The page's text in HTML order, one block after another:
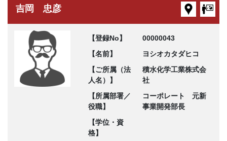
吉岡 忠彦
【登録No】
00000043
【名前】
ヨシオカタダヒコ
【ご所属（法
人名）】
積水化学工業株式会
社
【所属部署／
役職】
コーポレート 元新
事業開発部長
【学位・資
格】